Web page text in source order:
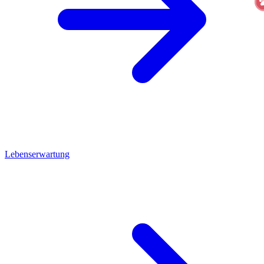
Lebenserwartung